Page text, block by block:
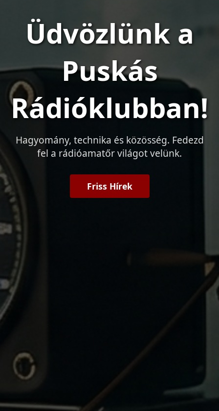
Üdvözlünk a
Puskás
Rádióklubban!
Hagyomány, technika és közösség. Fedezd
fel a rádióamatőr világot velünk.
Friss Hírek